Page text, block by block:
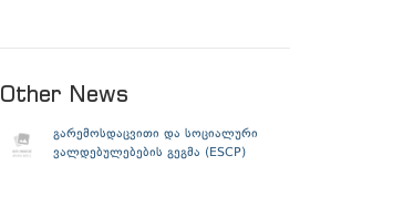
Other News
გარემოსდაცვითი და სოციალური
ვალდებულებების გეგმა (ESCP)